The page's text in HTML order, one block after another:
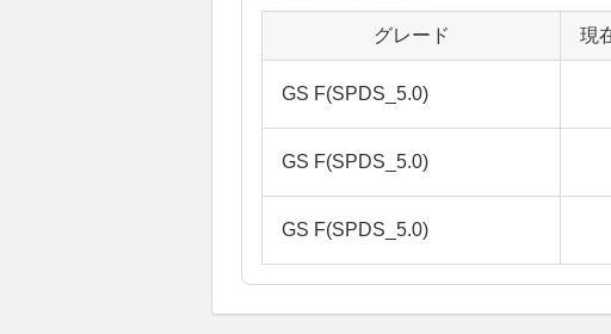
グレード 現
GS F(SPDS_5.0)
GS F(SPDS_5.0)
GS F(SPDS_5.0)